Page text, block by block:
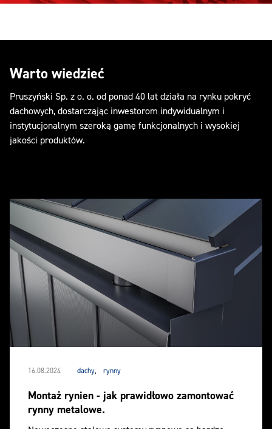
Warto wiedzieć
Pruszyński Sp. z o. o. od ponad 40 lat działa na rynku pokryć
dachowych, dostarcząjąc inwestorom indywidualnym i
instytucjonalnym szeroką gamę funkcjonalnych i wysokiej
jakości produktów.
16.08.2024 dachy, rynny
Montaż rynien - jak prawidłowo zamontować
rynny metalowe.